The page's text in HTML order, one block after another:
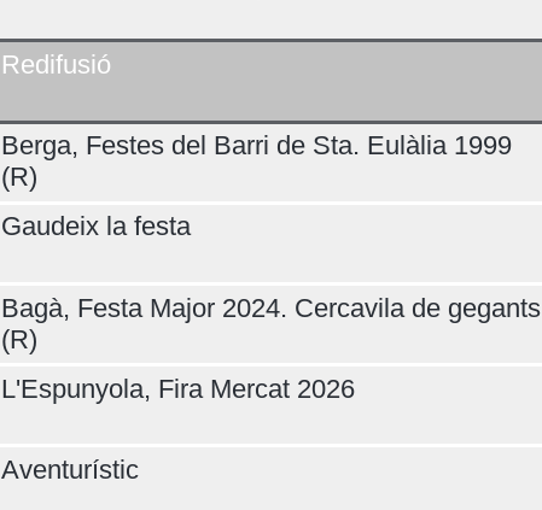
Demà
Redifusió
Berga, Festes del Barri de Sta. Eulàlia 1999
(R)
Gaudeix la festa
Bagà, Festa Major 2024. Cercavila de gegants
(R)
L'Espunyola, Fira Mercat 2026
Aventurístic